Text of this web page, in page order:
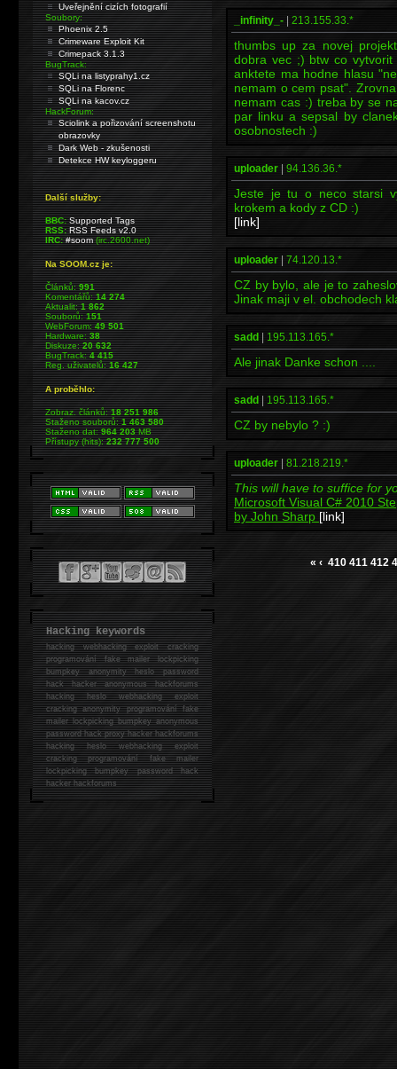
_infinity_- 213.155.33.*
thumbs up za novej
dobra vec ;) btw co
anktete ma hodne hlasu
nemam o cem psat".
nemam cas :) treba by se
par linku a sepsal by
osobnostech :)
uploader 94.136.36.*
Jeste je tu o neco starsi
krokem a kody z CD :)
[link]
uploader 74.120.13.*
CZ by bylo, ale je to
Jinak maji v el. obchodech
sadd 195.113.165.*
Ale jinak Danke schon ....
sadd 195.113.165.*
CZ by nebylo ? :)
uploader 81.218.219.*
This will have to suffice for
Microsoft Visual C# 2010
by John Sharp [link]
« ‹ 410 411 412
Uveřejnění cizích fotografií
Soubory:
Phoenix 2.5
Crimeware Exploit Kit
Crimepack 3.1.3
BugTrack:
SQLi na listyprahy1.cz
SQLi na Florenc
SQLi na kacov.cz
HackForum:
Sciolink a pořizování screenshotu
obrazovky
Dark Web - zkušenosti
Detekce HW keyloggeru
Další služby:
BBC: Supported Tags
RSS: RSS Feeds v2.0
IRC: #soom(irc.2600.net)
Na SOOM.cz je:
Článků:991
Komentářů:14 274
Aktualit:1 862
Souborů:151
WebForum:49 501
Hardware:38
Diskuze:20 632
BugTrack:4 415
Reg. uživatelů:16 427
A proběhlo:
Zobraz. článků:18 251 986
Staženo souborů:1 463 580
Staženo dat:964 203MB
Přístupy (hits):232 777 500
Hacking keywords
hackingwebhacking exploit cracking
programování fake mailer lockpicking
bumpkey anonymity heslo password
hackhacker anonymous hackforums
hackingheslo webhacking exploit
cracking anonymity programování fake
mailer lockpicking bumpkey anonymous
password hack proxy hacker hackforums
hacking heslo webhacking exploit
cracking programování fake mailer
lockpicking bumpkey password hack
hackerhackforums